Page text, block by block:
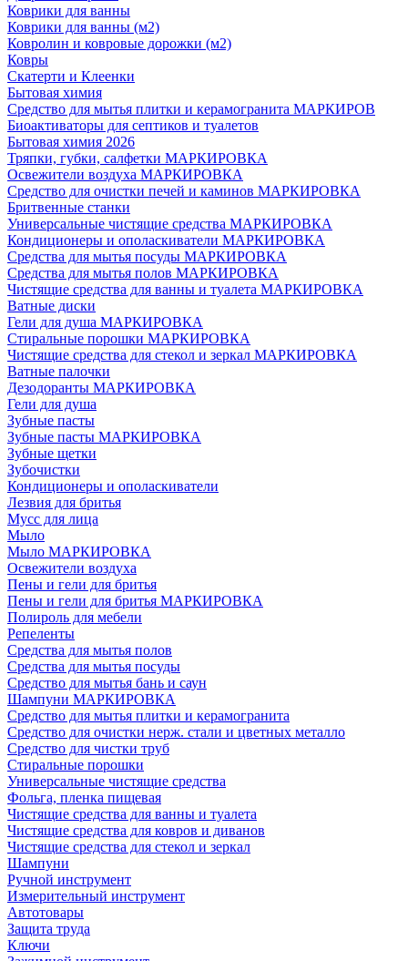
Коврики для ванны
Коврики для ванны (м2)
Ковролин и ковровые дорожки (м2)
Ковры
Скатерти и Клеенки
Бытовая химия
Средство для мытья плитки и керамогранита МАРКИРОВ
Биоактиваторы для септиков и туалетов
Бытовая химия 2026
Тряпки, губки, салфетки МАРКИРОВКА
Освежители воздуха МАРКИРОВКА
Средство для очистки печей и каминов МАРКИРОВКА
Бритвенные станки
Универсальные чистящие средства МАРКИРОВКА
Кондиционеры и ополаскиватели МАРКИРОВКА
Средства для мытья посуды МАРКИРОВКА
Средства для мытья полов МАРКИРОВКА
Чистящие средства для ванны и туалета МАРКИРОВКА
Ватные диски
Гели для душа МАРКИРОВКА
Стиральные порошки МАРКИРОВКА
Чистящие средства для стекол и зеркал МАРКИРОВКА
Ватные палочки
Дезодоранты МАРКИРОВКА
Гели для душа
Зубные пасты
Зубные пасты МАРКИРОВКА
Зубные щетки
Зубочистки
Кондиционеры и ополаскиватели
Лезвия для бритья
Мусс для лица
Мыло
Мыло МАРКИРОВКА
Освежители воздуха
Пены и гели для бритья
Пены и гели для бритья МАРКИРОВКА
Полироль для мебели
Репеленты
Средства для мытья полов
Средства для мытья посуды
Средство для мытья бань и саун
Шампуни МАРКИРОВКА
Средство для мытья плитки и керамогранита
Средство для очистки нерж. стали и цветных металло
Средство для чистки труб
Стиральные порошки
Универсальные чистящие средства
Фольга, пленка пищевая
Чистящие средства для ванны и туалета
Чистящие средства для ковров и диванов
Чистящие средства для стекол и зеркал
Шампуни
Ручной инструмент
Измерительный инструмент
Автотовары
Защита труда
Ключи